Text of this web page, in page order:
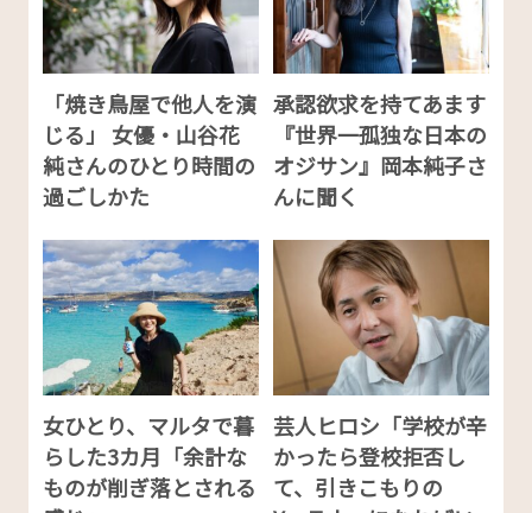
「焼き鳥屋で他人を演
じる」 女優・山谷花
純さんのひとり時間の
過ごしかた
承認欲求を持てあます
『世界一孤独な日本の
オジサン』岡本純子さ
んに聞く
女ひとり、マルタで暮
らした3カ月「余計な
ものが削ぎ落とされる
芸人ヒロシ「学校が辛
かったら登校拒否し
て、引きこもりの